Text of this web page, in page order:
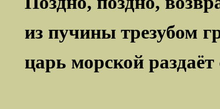
из пучины трезубом
царь морской раздаёт